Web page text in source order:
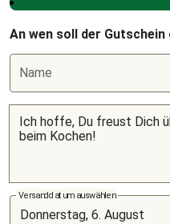
An wen soll der
Name
Versanddatum auswählen